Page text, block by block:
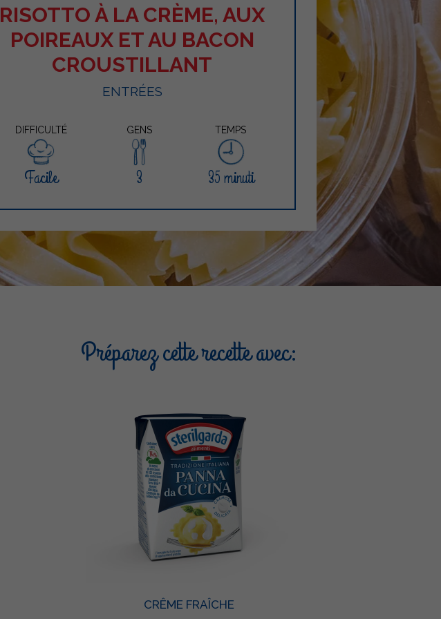
RISOTTO À LA CRÈME, AUX
POIREAUX ET AU BACON
CROUSTILLANT
ENTRÉES
DIFFICULTÉ GENS TEMPS
Facile 3 35 minuti
Préparez cette recette avec:
CRÊME FRAÎCHE